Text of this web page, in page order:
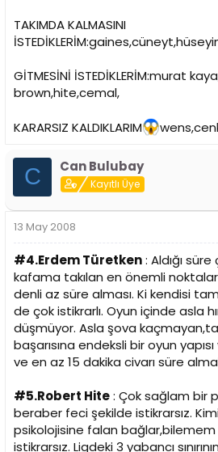
TAKIMDA KALMASINI
GİTMESİNİ İSTEDİKLERİM:murat
brown,hite,cemal,
KARARSIZ KALDIKLARIM
C Can Bulubay
Kayıtlı Üye
13 May 2008
#4.Erdem Türetken: Aldığı
kafama takılan en önemli
denli az süre alması. Ki kendisi
de çok istikrarlı. Oyun içinde asla
düşmüyor. Asla şova
başarısına endeksli bir oyun
ve en az 15 dakika civarı süre
#5.Robert Hite: Çok sağlam bir
beraber feci şekilde istikrarsız.
psikolojisine falan
istikrarsız. Ligdeki 3 yabancı